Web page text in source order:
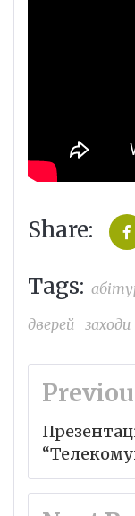
Share:
Tags:
дверей заходи